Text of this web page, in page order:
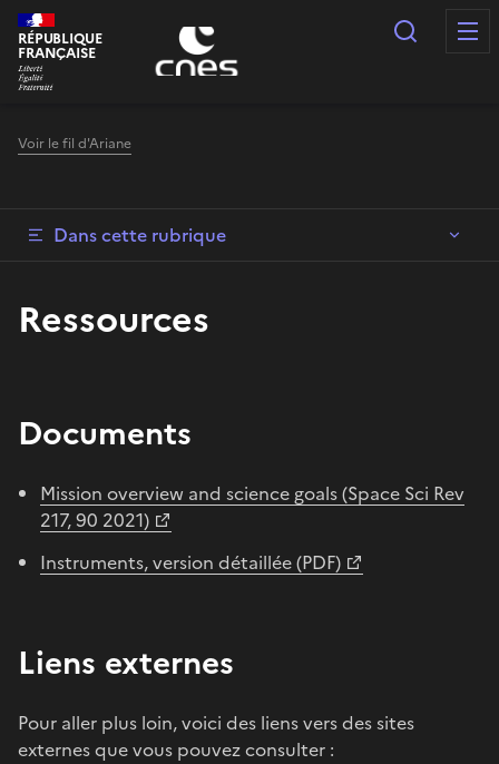
Panneau de gestion des cookies
RÉPUBLIQUE
FRANÇAISE
Voir le fil d'Ariane
Dans cette rubrique
Ressources
Documents
Mission overview and science goals (Space Sci Rev
217, 90 2021)
Instruments, version détaillée (PDF)
Liens externes
Pour aller plus loin, voici des liens vers des sites
externes que vous pouvez consulter :